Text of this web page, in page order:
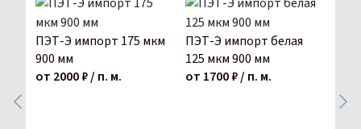
ПЭТ-Э импорт 175 мкм
900 мм
от 2000 ₽ / п. м.
ПЭТ-Э импорт белая
125 мкм 900 мм
от 1700 ₽ / п. м.